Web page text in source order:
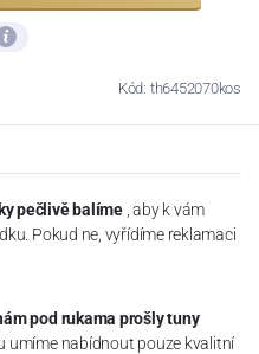
Kód: th6452070kos
pečlivě balíme , aby k vám
Pokud ne, vyřídíme reklamaci
pod rukama prošly tuny
umíme nabídnout pouze kvalitní